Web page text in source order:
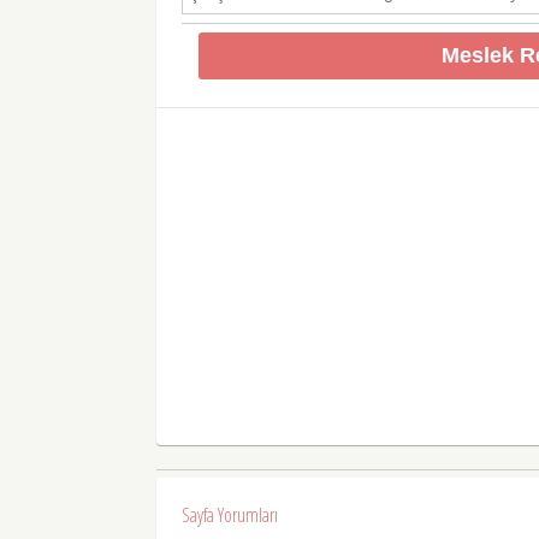
Meslek
Sayfa Yorumları